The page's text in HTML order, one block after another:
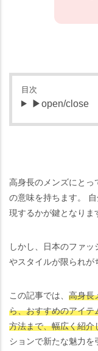
目次
▶open/close
高身長のメンズにとっ
の意味を持ちます。
現するかが鍵となりま
しかし、日本のファ
やスタイルが限られが
この記事では、 高身長
ら、おすすめのアイテ
方法まで、幅広く紹介
ションで新たな魅力を